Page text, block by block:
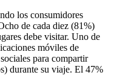
los consumidores
de cada diez (81%)
debe visitar. Uno de
móviles de
para compartir
durante su viaje. El 47%